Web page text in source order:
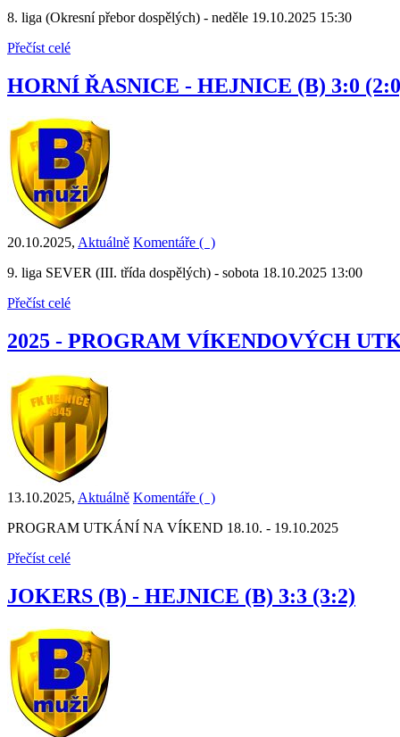
8. liga (Okresní přebor dospělých) - neděle 19.10.2025 15:30
Přečíst celé
HORNÍ ŘASNICE - HEJNICE (B) 3:0
20.10.2025, Aktuálně Komentáře ( )
9. liga SEVER (III. třída dospělých) - sobota 18.10.2025 13:00
Přečíst celé
2025 - PROGRAM VÍKENDOVÝCH
13.10.2025, Aktuálně Komentáře ( )
PROGRAM UTKÁNÍ NA VÍKEND 18.10. - 19.10.2025
Přečíst celé
JOKERS (B) - HEJNICE (B) 3:3 (3:2)